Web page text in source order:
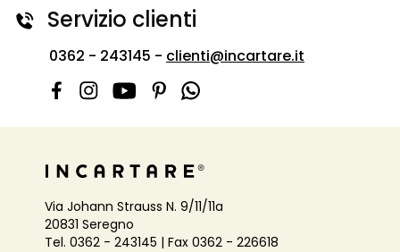
Servizio clienti
0362 - 243145 - clienti@incartare.it
Via Johann Strauss N. 9/11/11a
20831 Seregno
Tel. 0362 - 243145 | Fax 0362 - 226618